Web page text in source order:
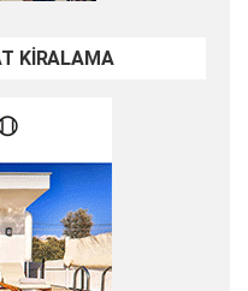
KİRALAMA